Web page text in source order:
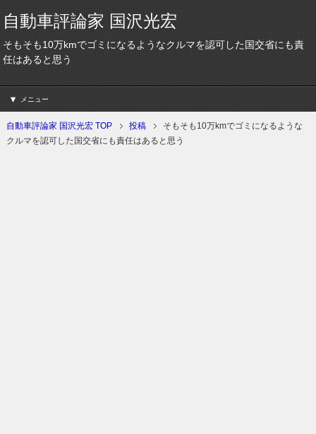
自動車評論家 国沢光宏
そもそも10万kmでゴミになるようなクルマを認可した国交省にも責
任はあると思う
メニュー
自動車評論家 国沢光宏 TOP 投稿
そもそも10万kmでゴミになるような
クルマを認可した国交省にも責任はあると思う